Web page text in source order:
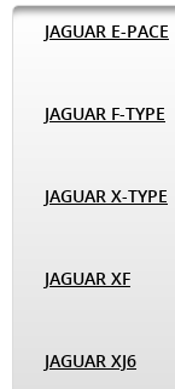
JAGUAR E-PACE
JAGUAR F-TYPE
JAGUAR X-TYPE
JAGUAR XF
JAGUAR XJ6